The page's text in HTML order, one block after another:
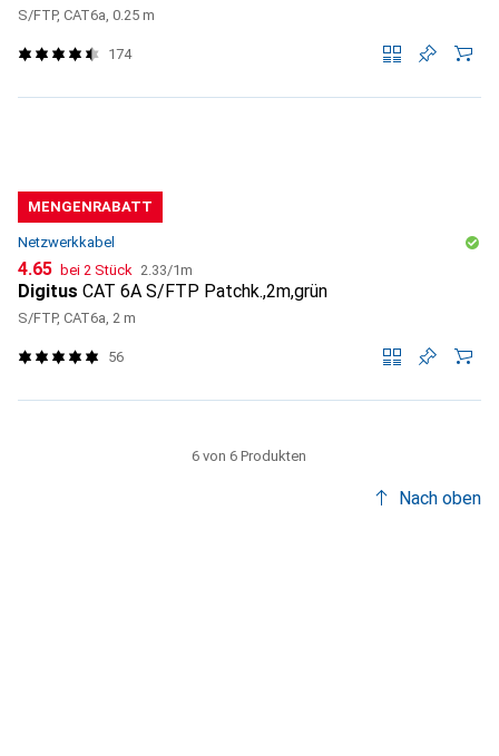
S/FTP, CAT6a, 0.25 m
174
MENGENRABATT
Netzwerkkabel
CHF
4.65 bei 2 Stück CHF
2.33/1m
Digitus CAT 6A S/FTP Patchk.,2m,grün
S/FTP, CAT6a, 2 m
56
6 von 6 Produkten
Nach oben